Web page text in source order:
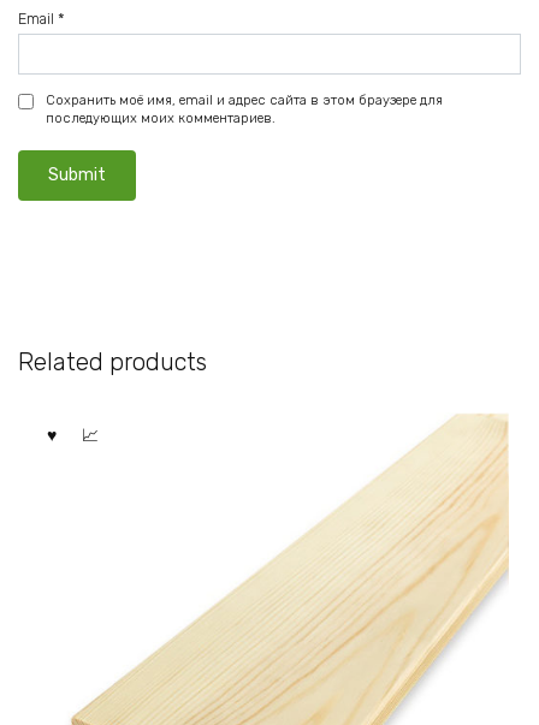
Email *
Сохранить моё имя, email и адрес сайта в этом браузере для
последующих моих комментариев.
Related products